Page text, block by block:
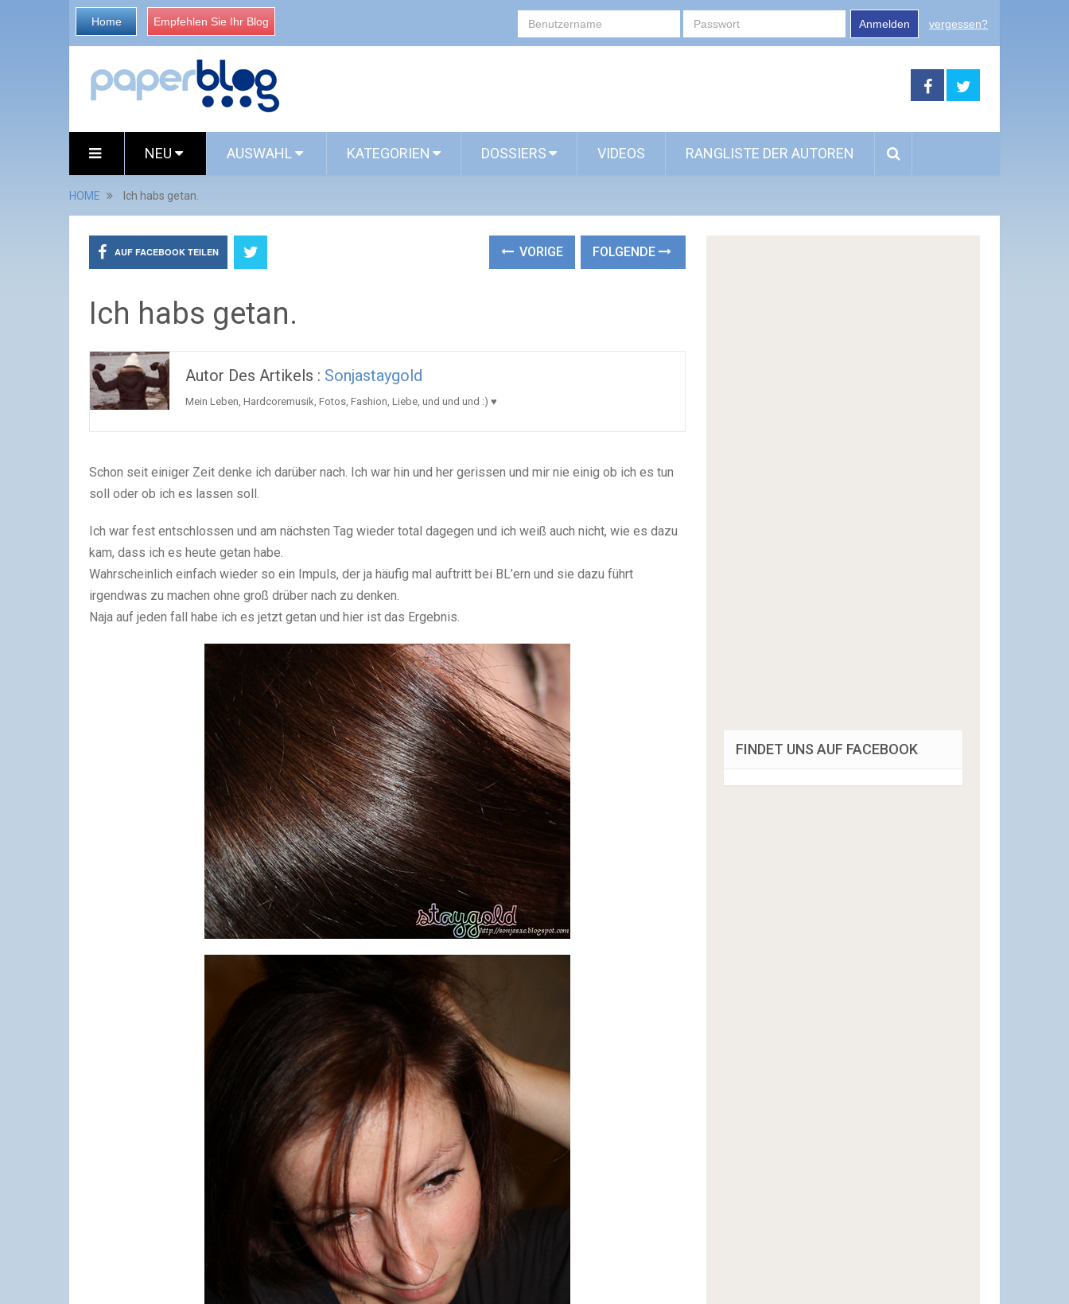
Home Empfehlen Sie Ihr Blog Anmelden vergessen?
NEU AUSWAHL KATEGORIEN DOSSIERS VIDEOS RANGLISTE DER AUTOREN
HOME Ich habs getan.
AUF FACEBOOK TEILEN VORIGE FOLGENDE
Ich habs getan.
Autor Des Artikels : Sonjastaygold
Mein Leben, Hardcoremusik, Fotos, Fashion, Liebe, und und und :) ♥
Schon seit einiger Zeit denke ich darüber nach. Ich war hin und her gerissen und mir nie einig ob ich es tun
soll oder ob ich es lassen soll.
Ich war fest entschlossen und am nächsten Tag wieder total dagegen und ich weiß auch nicht, wie es dazu
kam, dass ich es heute getan habe.
Wahrscheinlich einfach wieder so ein Impuls, der ja häufig mal auftritt bei BL’ern und sie dazu führt
irgendwas zu machen ohne groß drüber nach zu denken.
Naja auf jeden fall habe ich es jetzt getan und hier ist das Ergebnis.
FINDET UNS AUF FACEBOOK